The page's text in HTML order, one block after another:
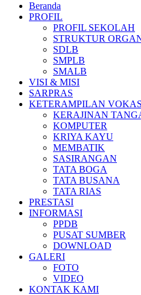
Beranda
PROFIL
PROFIL SEKOLAH
STRUKTUR
SDLB
SMPLB
SMALB
VISI & MISI
SARPRAS
KETERAMPILAN
KERAJINAN
KOMPUTER
KRIYA KAYU
MEMBATIK
SASIRANGAN
TATA BOGA
TATA BUSANA
TATA RIAS
PRESTASI
INFORMASI
PPDB
PUSAT SUMBER
DOWNLOAD
GALERI
FOTO
VIDEO
KONTAK KAMI